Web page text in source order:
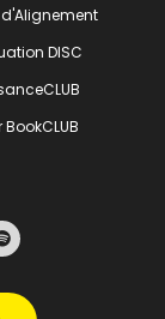
DISC
BookCLUB